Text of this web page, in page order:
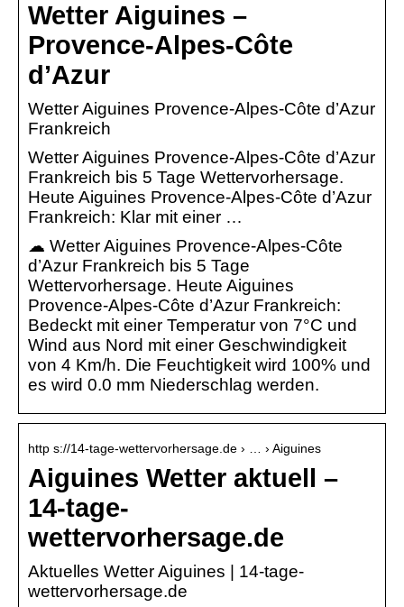
Wetter Aiguines –
Provence-Alpes-Côte
d’Azur
Wetter Aiguines Provence-Alpes-Côte d’Azur
Frankreich
Wetter Aiguines Provence-Alpes-Côte d’Azur
Frankreich bis 5 Tage Wettervorhersage.
Heute Aiguines Provence-Alpes-Côte d’Azur
Frankreich: Klar mit einer …
☁ Wetter Aiguines Provence-Alpes-Côte
d’Azur Frankreich bis 5 Tage
Wettervorhersage. Heute Aiguines
Provence-Alpes-Côte d’Azur Frankreich:
Bedeckt mit einer Temperatur von 7°C und
Wind aus Nord mit einer Geschwindigkeit
von 4 Km/h. Die Feuchtigkeit wird 100% und
es wird 0.0 mm Niederschlag werden.
http s://14-tage-wettervorhersage.de › … › Aiguines
Aiguines Wetter aktuell –
14-tage-
wettervorhersage.de
Aktuelles Wetter Aiguines | 14-tage-
wettervorhersage.de